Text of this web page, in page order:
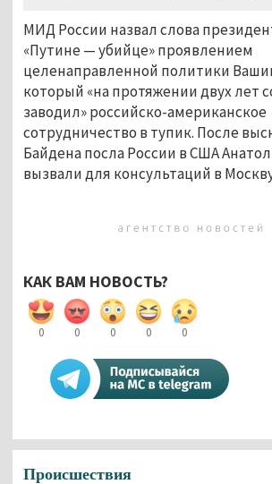
МИД России назвал слова
«Путине — убийце» проявлением
целенаправленной политики
который «на протяжении двух лет
заводил» российско-американское
сотрудничество в тупик. После
Байдена посла России в США
вызвали для консультаций в
КАК ВАМ НОВОСТЬ?
0 0 0 0 0
Происшествия